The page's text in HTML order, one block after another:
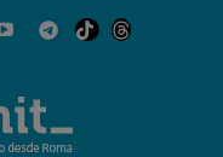
Gaza no cesa: 300
el mundo, solo la